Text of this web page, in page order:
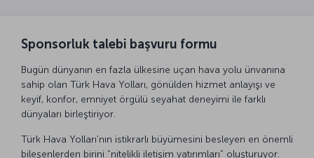
Sponsorluk talebi başvuru formu
Bugün dünyanın en fazla ülkesine uçan hava yolu ünvanına
sahip olan Türk Hava Yolları, gönülden hizmet anlayışı ve
keyif, konfor, emniyet örgülü seyahat deneyimi ile farklı
dünyaları birleştiriyor.
Türk Hava Yolları'nın istikrarlı büyümesini besleyen en önemli
bileşenlerden birini “nitelikli iletişim yatırımları” oluşturuyor.